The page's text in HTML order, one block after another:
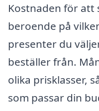
Kostnaden för att
beroende på
presenter du
beställer från.
olika prisklasser,
som passar din